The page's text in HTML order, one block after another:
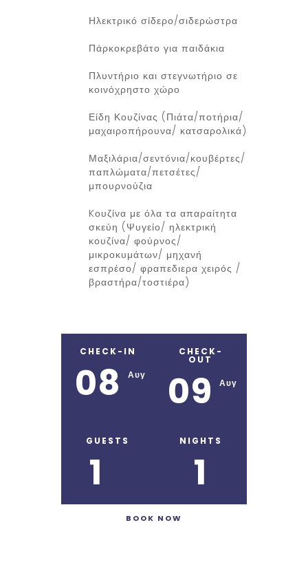
Ηλεκτρικό σίδερο/σιδερώστρα
Πάρκοκρεβάτο για παιδάκια
Πλυντήριο και στεγνωτήριο σε
κοινόχρηστο χώρο
Είδη Κουζίνας (Πιάτα/ποτήρια/
μαχαιροπήρουνα/ κατσαρολικά)
Μαξιλάρια/σεντόνια/κουβέρτες/
παπλώματα/πετσέτες/
μπουρνούζια
Kουζίνα με όλα τα απαραίτητα
σκεύη (Ψυγείο/ ηλεκτρική
κουζίνα/ φούρνος/
μικροκυμάτων/ μηχανή
εσπρέσο/ φραπεδιερα χειρός /
βραστήρα/τοστιέρα)
CHECK-IN
08 Αυγ
CHECK-
OUT
09 Αυγ
GUESTS
1
NIGHTS
1